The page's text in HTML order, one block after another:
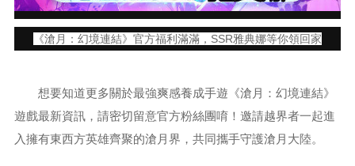
《滄月：幻境連結》官方福利滿滿，SSR雅典娜等你領回家
想要知道更多關於最強爽感養成手遊《滄月：幻境連結》
遊戲最新資訊，請密切留意官方粉絲團唷！邀請越界者一起進
入擁有東西方英雄齊聚的滄月界，共同攜手守護滄月大陸。